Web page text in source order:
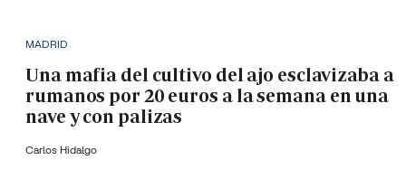
MADRID
Una mafia del cultivo del ajo esclavizaba a
rumanos por 20 euros a la semana en una
nave y con palizas
Carlos Hidalgo